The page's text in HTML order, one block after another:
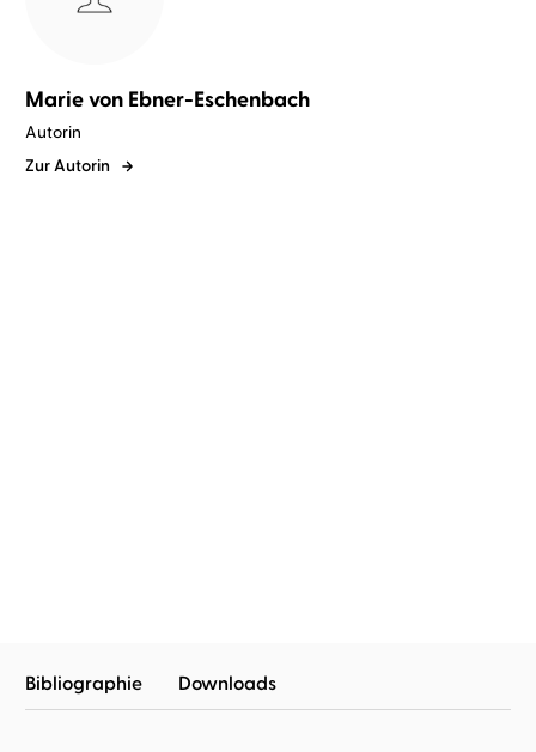
Marie von Ebner-Eschenbach
Autorin
Zur Autorin
Bibliographie Downloads